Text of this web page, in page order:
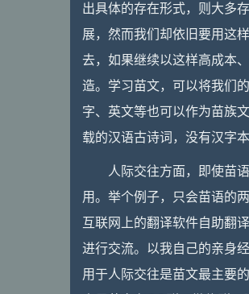
出具体的存在形式，则大多
展，然而我们却依旧要用这
去，如果继续以这样高成本
造。学习苗文，可以将我们
字、英文等也可以作为苗族
载的汉语古诗词，没有汉字
人际交往方面，即使苗
用。举个例子，只会苗语的
互联网上的翻译软件自助翻
进行交流。以我自己的亲身
用于人际交往是苗文最主要